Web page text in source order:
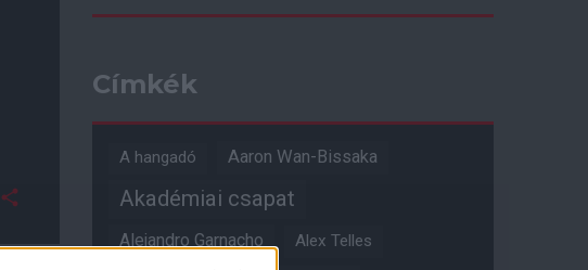
Címkék
A hangadó Aaron Wan-Bissaka
Akadémiai csapat
Alejandro Garnacho Alex Telles